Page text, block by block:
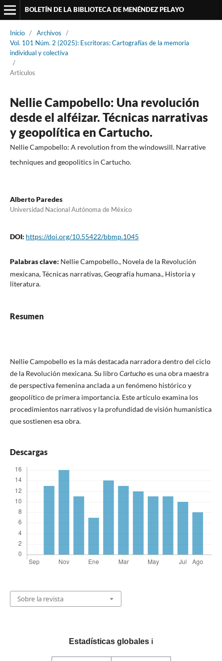
BOLETÍN DE LA BIBLIOTECA DE MENÉNDEZ PELAYO
Inicio / Archivos
/
Vol. 101 Núm. 2 (2025): Escritoras: Cartografías de la memoria
individual y colectiva
/
Artículos
Nellie Campobello: Una revolución
desde el alféizar. Técnicas narrativas
y geopolítica en Cartucho.
Nellie Campobello: A revolution from the windowsill. Narrative
techniques and geopolitics in Cartucho.
Alberto Paredes
Universidad Nacional Autónoma de México
DOI: https://doi.org/10.55422/bbmp.1045
Palabras clave: Nellie Campobello., Novela de la Revolución
mexicana, Técnicas narrativas, Geografía humana., Historia y
literatura.
Resumen
Nellie Campobello es la más destacada narradora dentro del ciclo
de la Revolución mexicana. Su libroCartuchoes una obra maestra
de perspectiva femenina anclada a un fenómeno histórico y
geopolítico de primera importancia. Este artículo examina los
procedimientos narrativos y la profundidad de visión humanística
que sostienen esa obra.
Descargas
Sobre la revista
Estadísticas globales ℹ️